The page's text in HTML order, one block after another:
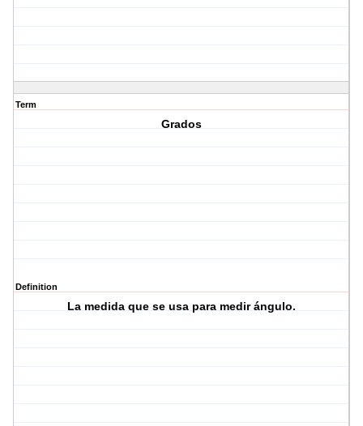
Term
Grados
Definition
La medida que se usa para medir ángulo.